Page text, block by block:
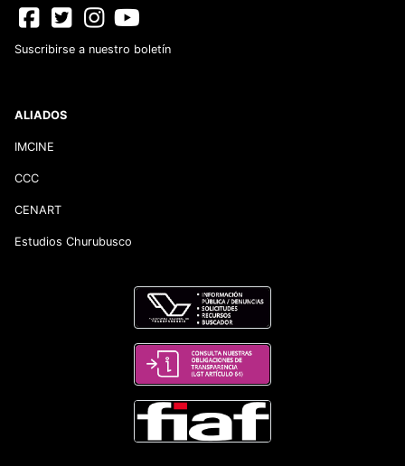
Suscribirse a nuestro boletín
ALIADOS
IMCINE
CCC
CENART
Estudios Churubusco